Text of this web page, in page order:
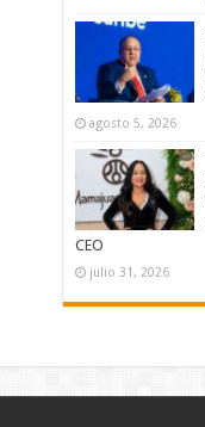
agosto 5, 2026
CEO
julio 31, 2026